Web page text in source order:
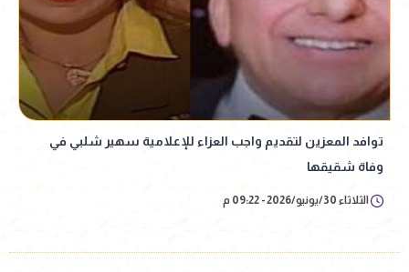
توافد المعزين لتقديم واجب العزاء للإعلامية سهير شلبي في
وفاة شقيقها
الثلاثاء 30/يونيو/2026 - 09:22 م